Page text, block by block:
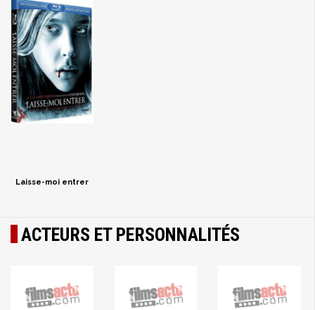
Laisse-moi entrer
ACTEURS ET PERSONNALITÉS